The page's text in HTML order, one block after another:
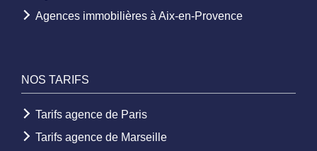
Agences immobilières à Aix-en-Provence
NOS TARIFS
Tarifs agence de Paris
Tarifs agence de Marseille